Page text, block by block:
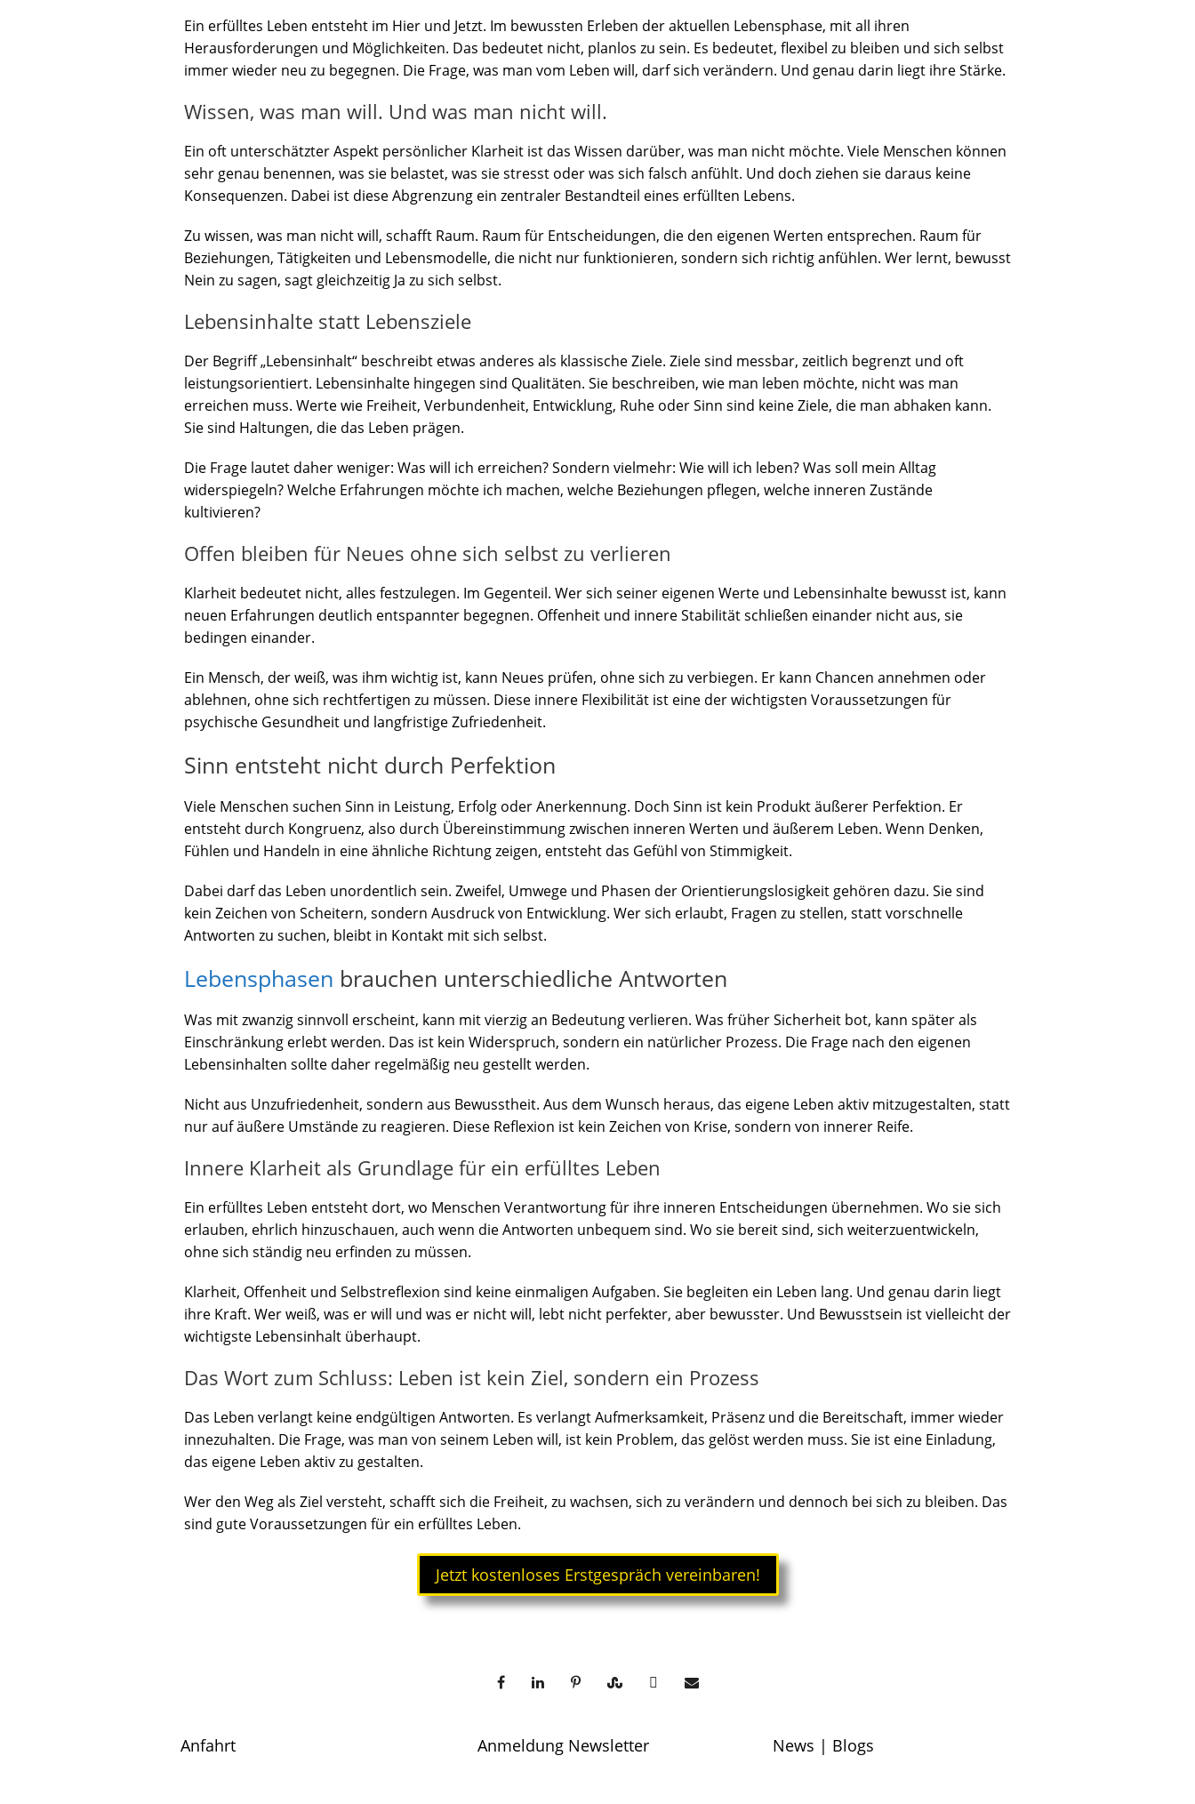
Ein erfülltes Leben entsteht im Hier und Jetzt. Im bewussten Erleben der aktuellen Lebensphase, mit all ihren
Herausforderungen und Möglichkeiten. Das bedeutet nicht, planlos zu sein. Es bedeutet, flexibel zu bleiben und sich selbst
immer wieder neu zu begegnen. Die Frage, was man vom Leben will, darf sich verändern. Und genau darin liegt ihre Stärke.
Wissen, was man will. Und was man nicht will.
Ein oft unterschätzter Aspekt persönlicher Klarheit ist das Wissen darüber, was man nicht möchte. Viele Menschen können
sehr genau benennen, was sie belastet, was sie stresst oder was sich falsch anfühlt. Und doch ziehen sie daraus keine
Konsequenzen. Dabei ist diese Abgrenzung ein zentraler Bestandteil eines erfüllten Lebens.
Zu wissen, was man nicht will, schafft Raum. Raum für Entscheidungen, die den eigenen Werten entsprechen. Raum für
Beziehungen, Tätigkeiten und Lebensmodelle, die nicht nur funktionieren, sondern sich richtig anfühlen. Wer lernt, bewusst
Nein zu sagen, sagt gleichzeitig Ja zu sich selbst.
Lebensinhalte statt Lebensziele
Der Begriff „Lebensinhalt“ beschreibt etwas anderes als klassische Ziele. Ziele sind messbar, zeitlich begrenzt und oft
leistungsorientiert. Lebensinhalte hingegen sind Qualitäten. Sie beschreiben, wie man leben möchte, nicht was man
erreichen muss. Werte wie Freiheit, Verbundenheit, Entwicklung, Ruhe oder Sinn sind keine Ziele, die man abhaken kann.
Sie sind Haltungen, die das Leben prägen.
Die Frage lautet daher weniger: Was will ich erreichen? Sondern vielmehr: Wie will ich leben? Was soll mein Alltag
widerspiegeln? Welche Erfahrungen möchte ich machen, welche Beziehungen pflegen, welche inneren Zustände
kultivieren?
Offen bleiben für Neues ohne sich selbst zu verlieren
Klarheit bedeutet nicht, alles festzulegen. Im Gegenteil. Wer sich seiner eigenen Werte und Lebensinhalte bewusst ist, kann
neuen Erfahrungen deutlich entspannter begegnen. Offenheit und innere Stabilität schließen einander nicht aus, sie
bedingen einander.
Ein Mensch, der weiß, was ihm wichtig ist, kann Neues prüfen, ohne sich zu verbiegen. Er kann Chancen annehmen oder
ablehnen, ohne sich rechtfertigen zu müssen. Diese innere Flexibilität ist eine der wichtigsten Voraussetzungen für
psychische Gesundheit und langfristige Zufriedenheit.
Sinn entsteht nicht durch Perfektion
Viele Menschen suchen Sinn in Leistung, Erfolg oder Anerkennung. Doch Sinn ist kein Produkt äußerer Perfektion. Er
entsteht durch Kongruenz, also durch Übereinstimmung zwischen inneren Werten und äußerem Leben. Wenn Denken,
Fühlen und Handeln in eine ähnliche Richtung zeigen, entsteht das Gefühl von Stimmigkeit.
Dabei darf das Leben unordentlich sein. Zweifel, Umwege und Phasen der Orientierungslosigkeit gehören dazu. Sie sind
kein Zeichen von Scheitern, sondern Ausdruck von Entwicklung. Wer sich erlaubt, Fragen zu stellen, statt vorschnelle
Antworten zu suchen, bleibt in Kontakt mit sich selbst.
Lebensphasen brauchen unterschiedliche Antworten
Was mit zwanzig sinnvoll erscheint, kann mit vierzig an Bedeutung verlieren. Was früher Sicherheit bot, kann später als
Einschränkung erlebt werden. Das ist kein Widerspruch, sondern ein natürlicher Prozess. Die Frage nach den eigenen
Lebensinhalten sollte daher regelmäßig neu gestellt werden.
Nicht aus Unzufriedenheit, sondern aus Bewusstheit. Aus dem Wunsch heraus, das eigene Leben aktiv mitzugestalten, statt
nur auf äußere Umstände zu reagieren. Diese Reflexion ist kein Zeichen von Krise, sondern von innerer Reife.
Innere Klarheit als Grundlage für ein erfülltes Leben
Ein erfülltes Leben entsteht dort, wo Menschen Verantwortung für ihre inneren Entscheidungen übernehmen. Wo sie sich
erlauben, ehrlich hinzuschauen, auch wenn die Antworten unbequem sind. Wo sie bereit sind, sich weiterzuentwickeln,
ohne sich ständig neu erfinden zu müssen.
Klarheit, Offenheit und Selbstreflexion sind keine einmaligen Aufgaben. Sie begleiten ein Leben lang. Und genau darin liegt
ihre Kraft. Wer weiß, was er will und was er nicht will, lebt nicht perfekter, aber bewusster. Und Bewusstsein ist vielleicht der
wichtigste Lebensinhalt überhaupt.
Das Wort zum Schluss: Leben ist kein Ziel, sondern ein Prozess
Das Leben verlangt keine endgültigen Antworten. Es verlangt Aufmerksamkeit, Präsenz und die Bereitschaft, immer wieder
innezuhalten. Die Frage, was man von seinem Leben will, ist kein Problem, das gelöst werden muss. Sie ist eine Einladung,
das eigene Leben aktiv zu gestalten.
Wer den Weg als Ziel versteht, schafft sich die Freiheit, zu wachsen, sich zu verändern und dennoch bei sich zu bleiben. Das
sind gute Voraussetzungen für ein erfülltes Leben.
Jetzt kostenloses Erstgespräch vereinbaren!
Anfahrt Anmeldung Newsletter News | Blogs